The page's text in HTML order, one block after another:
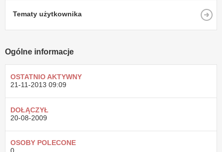
Tematy użytkownika
Ogólne informacje
OSTATNIO AKTYWNY
21-11-2013 09:09
DOŁĄCZYŁ
20-08-2009
OSOBY POLECONE